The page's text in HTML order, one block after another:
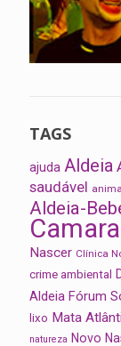
TAGS
ajuda Aldeia
saudável
Aldeia-
Nascer Clínica
crime ambiental
Aldeia Fórum
lixo Mata
natureza Novo